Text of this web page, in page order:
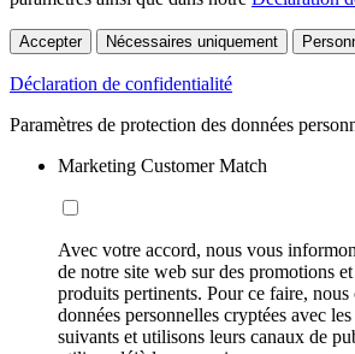
Accepter Nécessaires uniquement
Déclaration de confidentialité
Paramètres de protection des données
Marketing Customer Match
Avec votre accord, nous vous
de notre site web sur des promotions
produits pertinents. Pour ce faire, nous
données personnelles cryptées avec
suivants et utilisons leurs canaux de